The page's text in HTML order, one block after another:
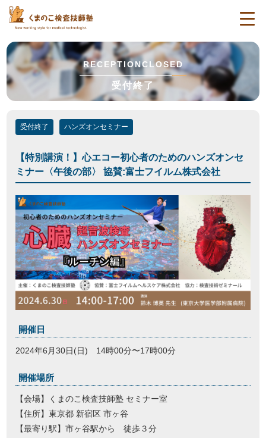
RECEPTIONCLOSED
受付終了
受付終了 ハンズオンセミナー
【特別講演！】心エコー初心者のためのハンズオンセ
ミナー〈午後の部〉 協賛:富士フイルム株式会社
開催日
2024年6月30日(日) 14時00分〜17時00分
開催場所
【会場】くまのこ検査技師塾 セミナー室
【住所】東京都 新宿区 市ヶ谷
【最寄り駅】市ヶ谷駅から 徒歩３分